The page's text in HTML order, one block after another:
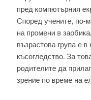
пред компютърния
Според учените, по-
на промени в
възрастова група е
късогледство. За
родителите да
зрение по време на